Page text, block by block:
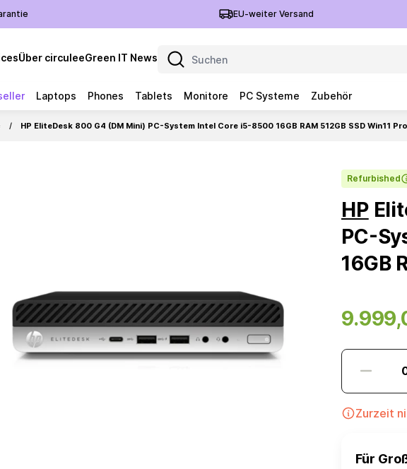
EU-weiter Versand
Über circuleeGreen IT News
Laptops Phones Tablets Monitore PC Systeme Zubehör
HP EliteDesk 800 G4 (DM Mini) PC-System Intel Core i5-8500 16GB RAM 512GB SSD Win11 Pro
Refurbished
HP
PC-
16GB
Zurzeit
Für